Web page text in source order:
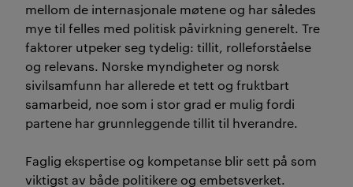
mellom de internasjonale møtene og har således
mye til felles med politisk påvirkning generelt. Tre
faktorer utpeker seg tydelig: tillit, rolleforståelse
og relevans. Norske myndigheter og norsk
sivilsamfunn har allerede et tett og fruktbart
samarbeid, noe som i stor grad er mulig fordi
partene har grunnleggende tillit til hverandre.
Faglig ekspertise og kompetanse blir sett på som
viktigst av både politikere og embetsverket.